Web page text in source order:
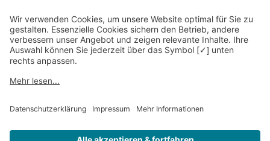
Kontakt
Datenschutz
Newsletter